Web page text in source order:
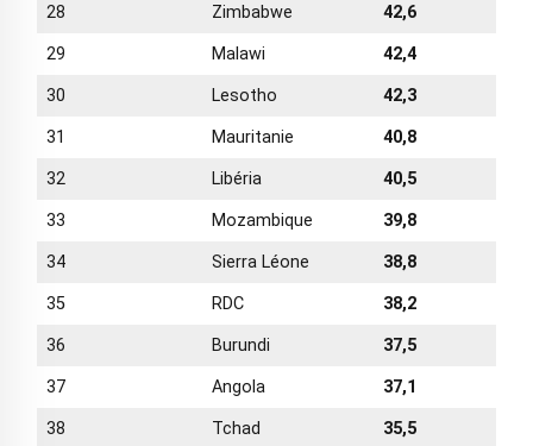
28 Zimbabwe 42,6
29 Malawi 42,4
30 Lesotho 42,3
31 Mauritanie 40,8
32 Libéria 40,5
33 Mozambique 39,8
34 Sierra Léone 38,8
35 RDC 38,2
36 Burundi 37,5
37 Angola 37,1
38 Tchad 35,5